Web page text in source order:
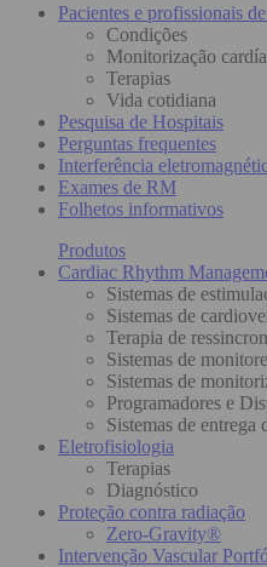
Pacientes e profissionais
Condições
Monitorização
Terapias
Vida cotidiana
Pesquisa de Hospitais
Perguntas frequentes
Interferência
Exames de RM
Folhetos informativos
Produtos
Cardiac Rhythm
Sistemas de
Sistemas de
Terapia de
Sistemas de
Sistemas de
Programadores e
Sistemas de entrega
Eletrofisiologia
Terapias
Diagnóstico
Proteção contra radiação
Zero-Gravity®
Intervenção Vascular